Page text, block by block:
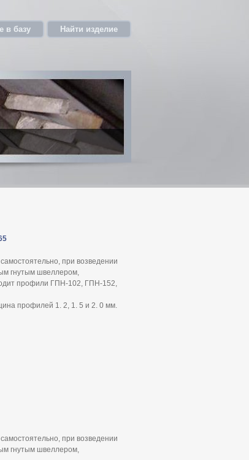
в базу Найти изделие
при возведении
гнутым швеллером,
профили ГПН-102, ГПН-152,
профилей 1. 2, 1. 5 и 2. 0 мм.
при возведении
гнутым швеллером,